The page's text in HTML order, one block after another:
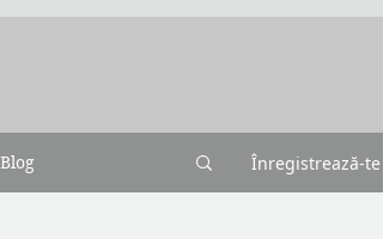
Blog Înregistrează-te